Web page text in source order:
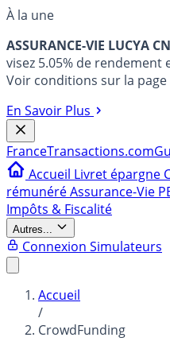
À la une
ASSURANCE-VIE LUCYA
visez 5.05% de rendement
Voir conditions sur la
En Savoir Plus
FranceTransactions.com
Accueil Livret épargne
rémunéréAssurance-Vie
Impôts & Fiscalité
Autres...
Connexion Simulateurs
Accueil
/
CrowdFunding